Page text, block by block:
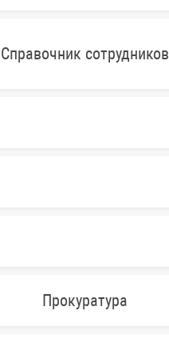
Справочник сотрудников
Прокуратура